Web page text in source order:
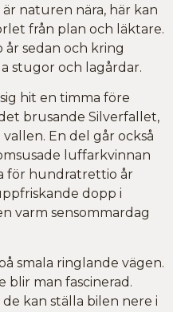
naturen nära, här kan
från plan och läktare.
sedan och kring
stugor och lagårdar.
hit en timma före
brusande Silverfallet,
En del går också
luffarkvinnan
för hundratrettio år
dopp i
varm sensommardag
smala ringlande vägen.
blir man fascinerad.
kan ställa bilen nere i